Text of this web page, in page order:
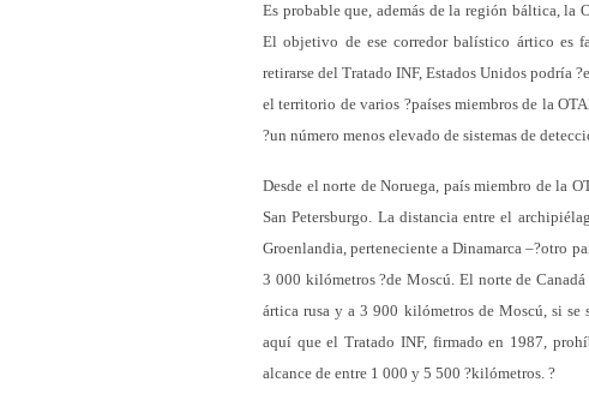
Es probable que, además de la región báltica, la
El objetivo de ese corredor balístico ártico es
retirarse del Tratado INF, Estados Unidos podría
el territorio de varios ?países miembros de la
?un número menos elevado de sistemas de
Desde el norte de Noruega, país miembro de la
San Petersburgo. La distancia entre el
Groenlandia, perteneciente a Dinamarca –?otro
3 000 kilómetros ?de Moscú. El norte de
ártica rusa y a 3 900 kilómetros de Moscú, si se
aquí que el Tratado INF, firmado en 1987,
alcance de entre 1 000 y 5 500 ?kilómetros. ?